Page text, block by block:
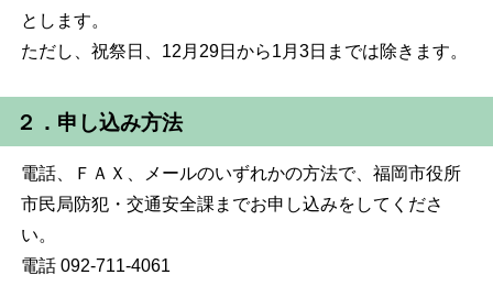
とします。
ただし、祝祭日、12月29日から1月3日までは除きます。
２．申し込み方法
電話、ＦＡＸ、メールのいずれかの方法で、福岡市役所
市民局防犯・交通安全課までお申し込みをしてくださ
い。
電話 092-711-4061